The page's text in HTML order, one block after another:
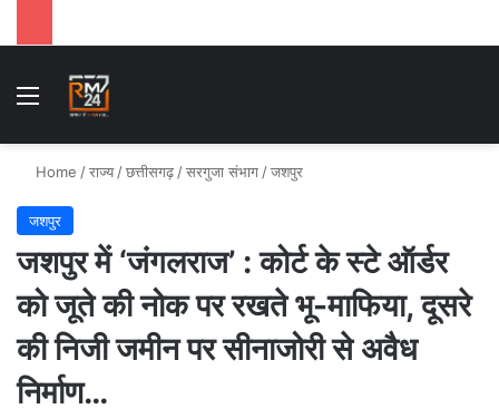
Menu
Home /राज्य /छत्तीसगढ़ /सरगुजा संभाग /जशपुर
जशपुर
जशपुर में ‘जंगलराज’ : कोर्ट के स्टे ऑर्डर
को जूते की नोक पर रखते भू-माफिया, दूसरे
की निजी जमीन पर सीनाजोरी से अवैध
निर्माण…